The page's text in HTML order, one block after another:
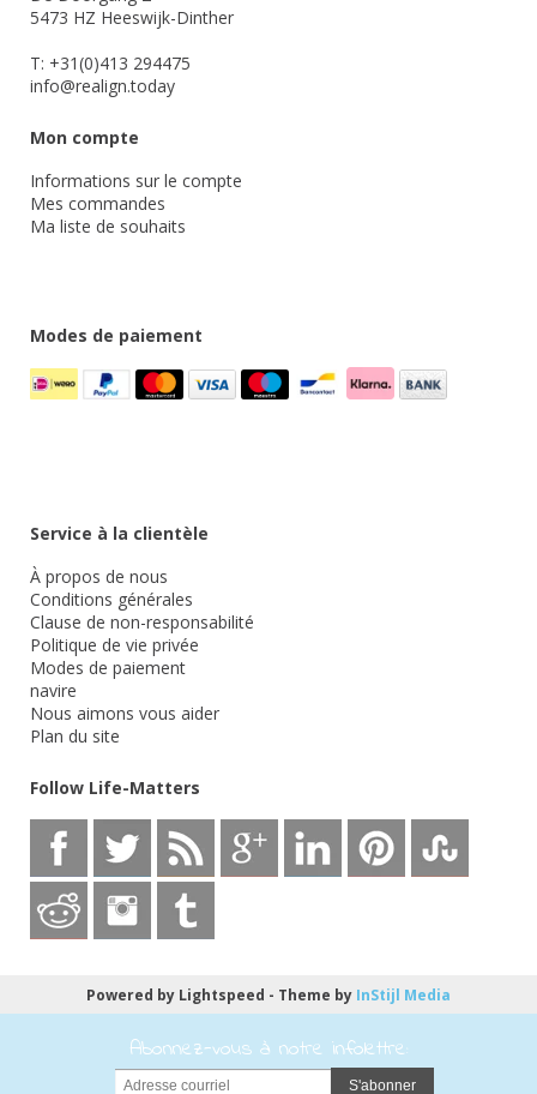
5473 HZ Heeswijk-Dinther
T: +31(0)413 294475
info@realign.today
Mon compte
Informations sur le compte
Mes commandes
Ma liste de souhaits
Modes de paiement
Service à la clientèle
À propos de nous
Conditions générales
Clause de non-responsabilité
Politique de vie privée
Modes de paiement
navire
Nous aimons vous aider
Plan du site
Follow Life-Matters
Powered by Lightspeed - Theme by InStijl Media
Abonnez-vous à notre infolettre:
S'abonner